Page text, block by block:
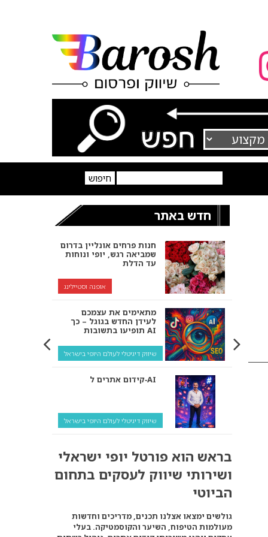
חדש באתר
חנות פרחים אונליין בדרום
שמביאה רגש, יופי ונוחות
עד הדלת
אופנה וסטיילינג
מתאימים את עצמכם
לעידן החדש בגוגל – כך
תופיעו בתשובות AI
שיווק דיגיטלי לעולם היופי בישראל
קידום אתרים ל‑AI
שיווק דיגיטלי לעולם היופי בישראל
ולמה העסק שלך צריך
להתאים את עצמו אליהם?
קידום ל‑AI לעומת קידום
רגיל: איפה הכסף נמצא
באמת?
בראש הוא פורטל יופי ישראלי
ושירותי שיווק לעסקים בתחום
הביוטי
גולשים ימצאו אצלנו תכנים, מדריכים וחדשות
מעולמות הטיפוח, השיער והקוסמטיקה. בעלי